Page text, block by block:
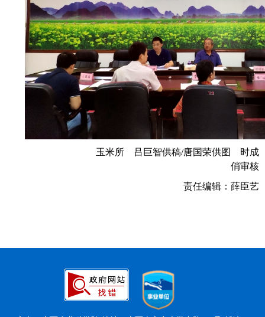
玉米所 吕巨智供稿/唐国荣供图 时成
俏审核
责任编辑：薛臣艺